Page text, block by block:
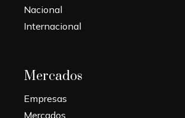
Nacional
Internacional
Mercados
Empresas
Mercados